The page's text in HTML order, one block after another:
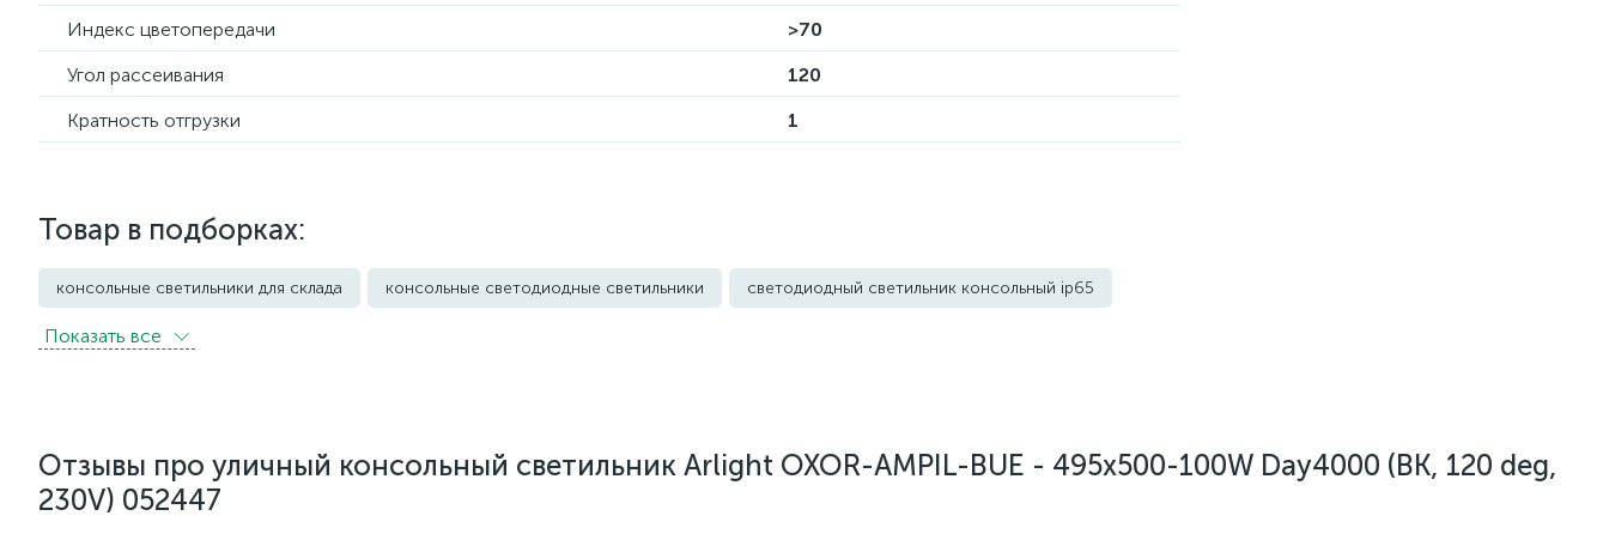
Индекс цветопередачи
>70
Угол рассеивания
120
Кратность отгрузки
1
Товар в подборках:
консольные светильники для склада консольные светодиодные светильники светодиодный светильник консольный ip65
Уличные светильники грунтовые
Показать всe
Отзывы про уличный консольный светильник Arlight OXOR-AMPIL-BUE - 495x500-100W Day4000 (BK, 120 deg,
230V) 052447